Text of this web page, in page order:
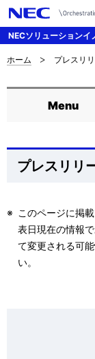
NECソリューションイ
ナ
ビ
シ
サ
イ
の
在
位
置
ホーム プレスリ
カ
ナ
ビ
ゲ
Menu
プレスリリ
※ このページに掲
表日現在の情報
て変更される可
い。